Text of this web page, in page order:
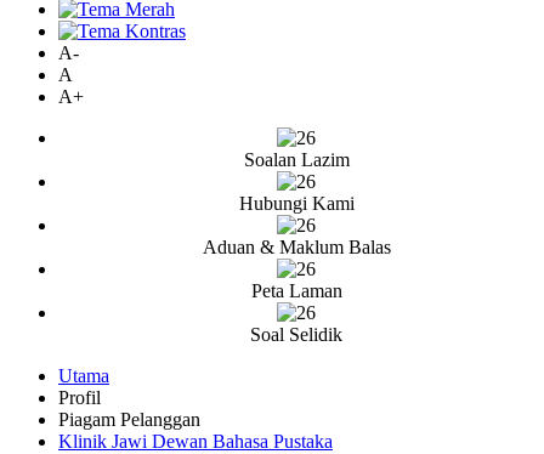
A-
A
A+
Soalan Lazim
Hubungi Kami
Aduan & Maklum Balas
Peta Laman
Soal Selidik
Utama
Profil
Piagam Pelanggan
Klinik Jawi Dewan Bahasa Pustaka